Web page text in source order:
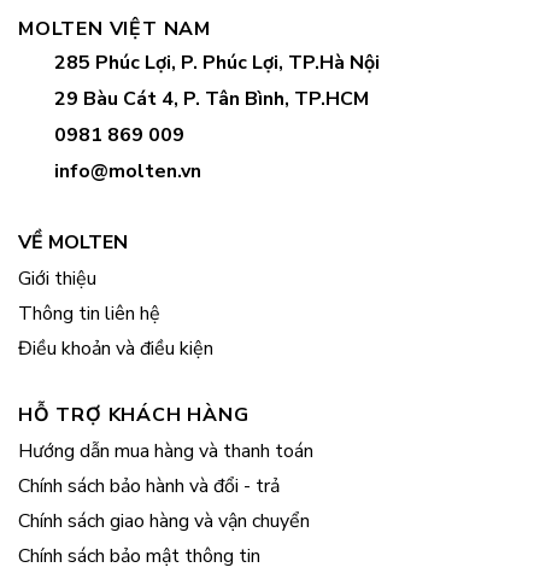
MOLTEN VIỆT NAM
285 Phúc Lợi, P. Phúc Lợi, TP.Hà Nội
29 Bàu Cát 4, P. Tân Bình, TP.HCM
0981 869 009
info@molten.vn
VỀ MOLTEN
Giới thiệu
Thông tin liên hệ
Điều khoản và điều kiện
HỖ TRỢ KHÁCH HÀNG
Hướng dẫn mua hàng và thanh toán
Chính sách bảo hành và đổi - trả
Chính sách giao hàng và vận chuyển
Chính sách bảo mật thông tin